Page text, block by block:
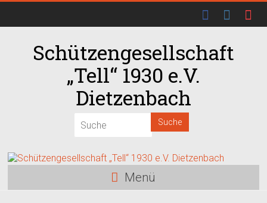
Schützengesellschaft
„Tell“ 1930 e.V.
Dietzenbach
Menü
03:00
04:00